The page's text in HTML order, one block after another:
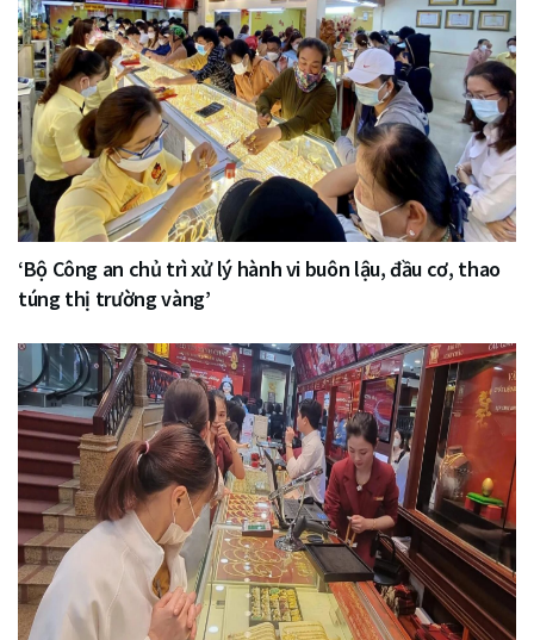
‘Bộ Công an chủ trì xử lý hành vi buôn lậu, đầu cơ, thao
túng thị trường vàng’